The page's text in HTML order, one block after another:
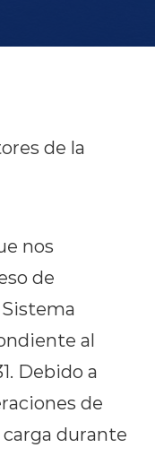
de la
nos
de
al
Debido a
de
durante